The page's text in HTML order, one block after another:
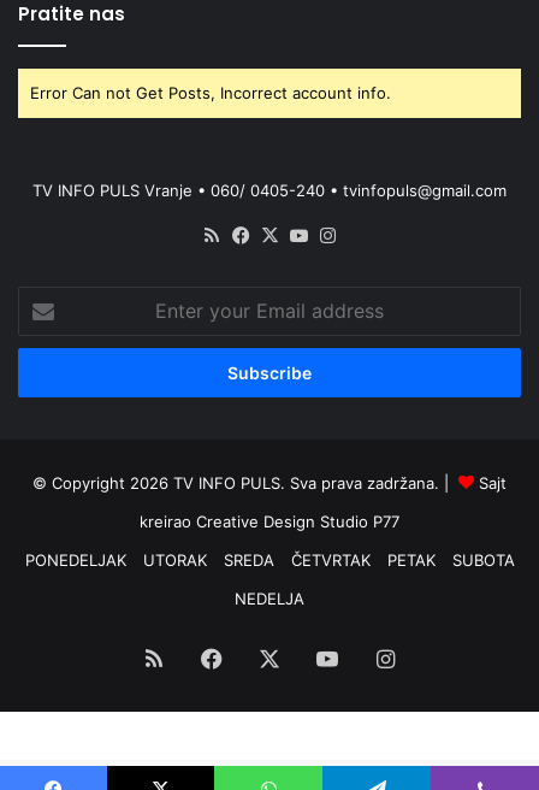
Pratite nas
Error Can not Get Posts, Incorrect account info.
TV INFO PULS Vranje • 060/ 0405-240 • tvinfopuls@gmail.com
RSS Facebook
X YouTube
your
Email
© Copyright 2026 TV INFO PULS. Sva prava zadržana. |
Sajt
kreirao Creative Design Studio P77
PONEDELJAK
UTORAK SREDA ČETVRTAK PETAK
SUBOTA
NEDELJA
RSS Facebook YouTubeInstagram
Optimized by Seraphinite Accelerator